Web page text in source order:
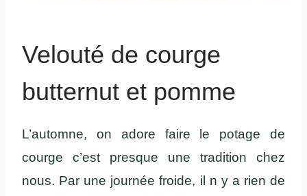
Velouté de courge
butternut et pomme
L’automne, on adore faire le potage de
courge c’est presque une tradition chez
nous. Par une journée froide, il n y a rien de